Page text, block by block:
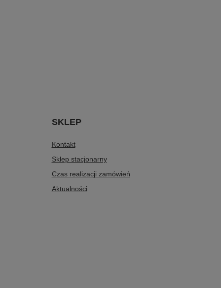
SKLEP
Kontakt
Sklep stacjonarny
Czas realizacji zamówień
Aktualności